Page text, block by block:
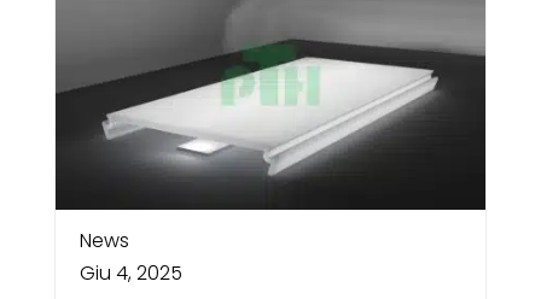
News
Giu 4, 2025